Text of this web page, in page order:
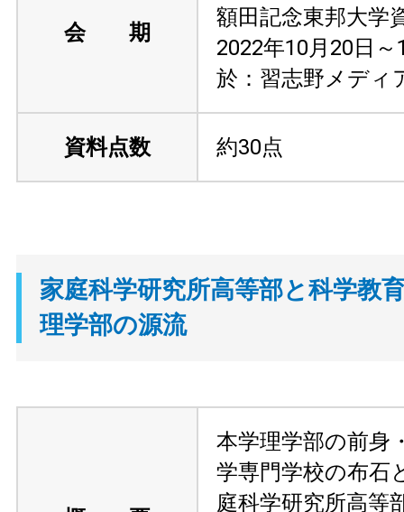
会 期
額田記念東邦大学
2022年10月20日
於：習志野メディ
資料点数 約30点
家庭科学研究所高等部と科学教
理学部の源流
本学理学部の前身
学専門学校の布石
庭科学研究所高等